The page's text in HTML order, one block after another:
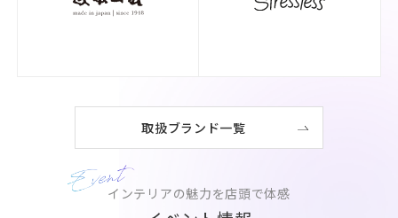
取扱ブランド一覧
インテリアの魅力を店頭で体感